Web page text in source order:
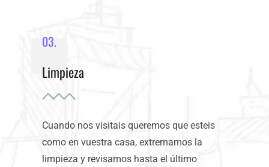
03.
Limpieza
Cuando nos visitais queremos que esteis
como en vuestra casa, extremamos la
limpieza y revisamos hasta el último